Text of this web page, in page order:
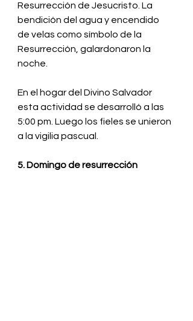
Resurrección de Jesucristo. La
bendición del agua y encendido
de velas como símbolo de la
Resurrección, galardonaron la
noche.
En el hogar del Divino Salvador
esta actividad se desarrolló a las
5:00 pm. Luego los fieles se unieron
a la vigilia pascual.
5. Domingo de resurrección